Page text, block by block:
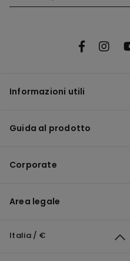
Informazioni utili
Guida al prodotto
Corporate
Area legale
Italia / €